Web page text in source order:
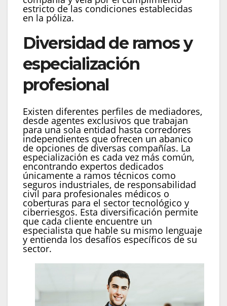
estricto de las condiciones establecidas
en la póliza.
Diversidad de ramos y
especialización
profesional
Existen diferentes perfiles de mediadores,
desde agentes exclusivos que trabajan
para una sola entidad hasta corredores
independientes que ofrecen un abanico
de opciones de diversas compañías. La
especialización es cada vez más común,
encontrando expertos dedicados
únicamente a ramos técnicos como
seguros industriales, de responsabilidad
civil para profesionales médicos o
coberturas para el sector tecnológico y
ciberriesgos. Esta diversificación permite
que cada cliente encuentre un
especialista que hable su mismo lenguaje
y entienda los desafíos específicos de su
sector.